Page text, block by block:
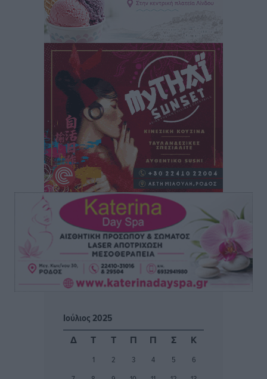
Πάνθηρες: Ξεκίνησαν αισιόδοξοι για την παρθενική
“πτήση” τους
Αθλητικά• πριν 14 ώρες
Άρης Αρχαγγέλου: Στο πλευρό του άτυχου Ιάκωβου
πριν 14 ώρες
Φοίβος: Η μεγάλη επιστροφή του Μπρένο Σαλβατιέρα
Αθλητικά• πριν 15 ώρες
Κλεάνθης: Έτοιμες οι κάρτες διαρκείας της νέας
σεζόν
Αθλητικά πριν 15 ώρες
Ατρόμητος Διμυλιάς: Ο Μαργαρίτης και μία
αδιαπραγμάτευτη φιλοσοφία
Αθλητικά• πριν 15 ώρες
Παπαεμμανουήλ
πριν 16 ώρες
Ιούλιος 2025
Δ
Τ Τ Π Π Σ Κ
1 2 3 4 5
6